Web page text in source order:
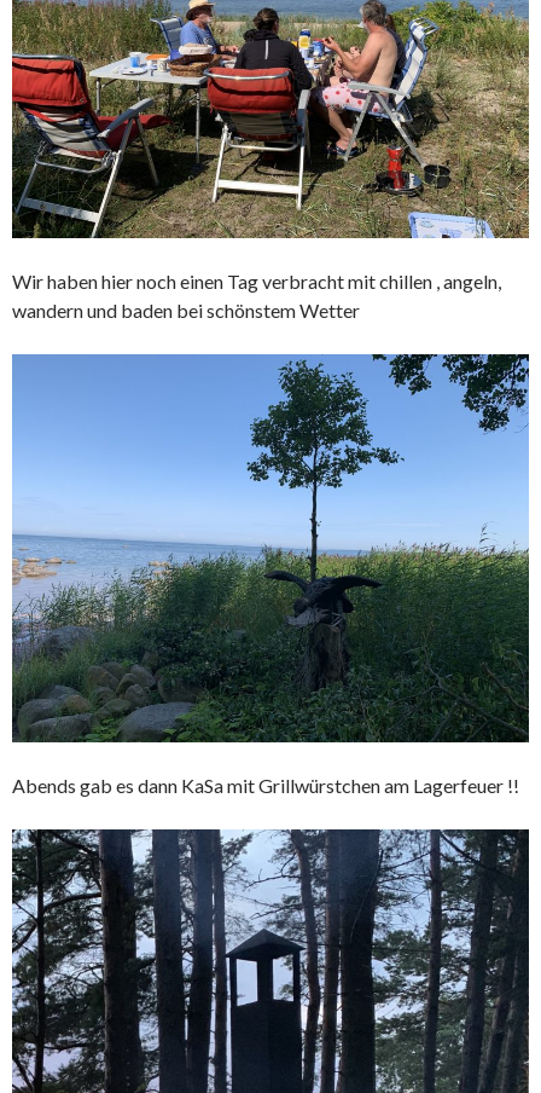
Wir haben hier noch einen Tag verbracht mit chillen , angeln,
wandern und baden bei schönstem Wetter
Abends gab es dann KaSa mit Grillwürstchen am Lagerfeuer !!